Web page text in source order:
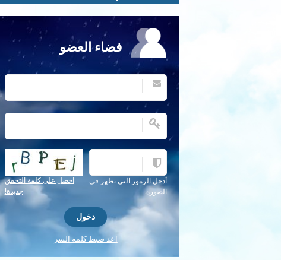
فضاء العضو
أدخل الرموز التي تظهر في
الصورة.
احصل على كلمة التحقق
جديدة!
اعد ضبط كلمه السر